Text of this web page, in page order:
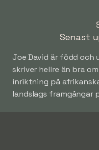
Senast
Joe David är född och
skriver hellre än bra
inriktning på
landslags framgångar